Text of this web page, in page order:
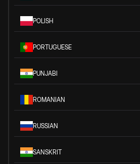
POLISH
PORTUGUESE
PUNJABI
ROMANIAN
RUSSIAN
SANSKRIT